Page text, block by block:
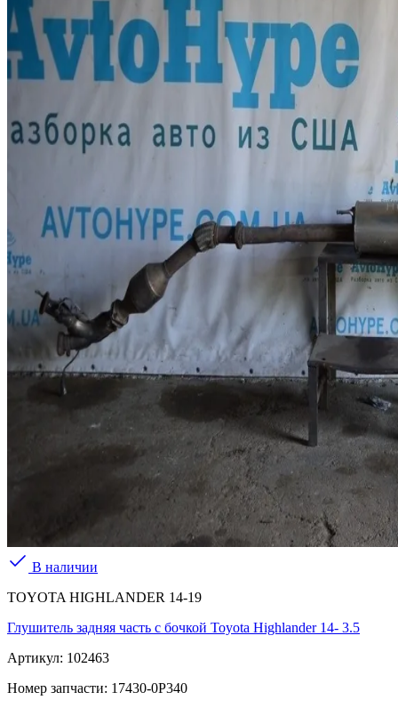
В наличии
TOYOTA HIGHLANDER 14-19
Глушитель задняя часть с бочкой Toyota Highlander 14- 3.5
Артикул: 102463
Номер запчасти: 17430-0P340